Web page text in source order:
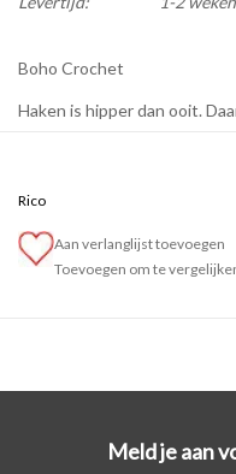
Boho Crochet
Haken is hipper dan ooit.
bohemian chic en
Ze bestaan uit verschillende
kleuren die perfect bij elkaar
Rico
Aan verlanglijst toevoegen
Toevoegen om te
Meld je aan